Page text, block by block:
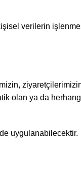
verilerin
olan ya da
uygulanabilecektir.